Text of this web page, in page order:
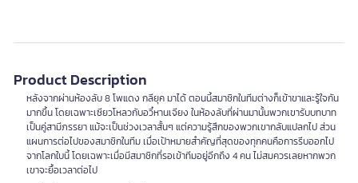
Product Description
หลังจากผ่านห้องลับ 8 โพแดง กลียุค มาได้ ตอนนี้สมาชิกในทีมต่างก็เข้าขาและรู้ใจกัน
มากขึ้น โดยเฉพาะเซียวโหลวกับอวี๋หานเจียง ในห้องลับที่ผ่านมานั้นพวกเขารับบทบาท
เป็นคู่สามีภรรยา แม้จะเป็นช่วงเวลาสั้นๆ แต่ความรู้สึกของพวกเขากลับแปลกไป ส่วน
แผนการต่อไปของสมาชิกในทีม เมื่อเป้าหมายสำคัญที่สุดของทุกคนคือการรีบออกไป
จากโลกใบนี้ โดยเฉพาะเมื่อมีสมาชิกที่รอเข้าทีมอยู่อีกถึง 4 คน ไม่สมควรเลยหากพวก
เขาจะยื้อเวลาต่อไป